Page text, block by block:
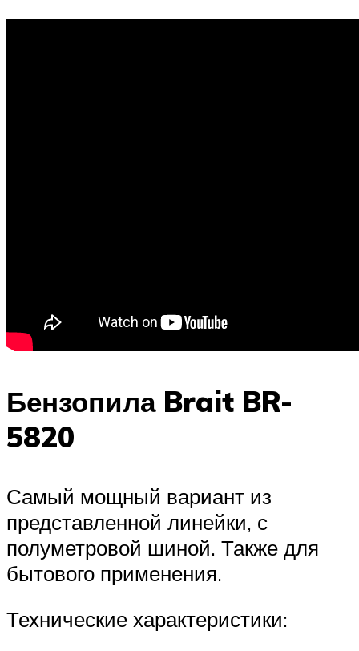
Бензопила Brait BR-
5820
Самый мощный вариант из
представленной линейки, с
полуметровой шиной. Также для
бытового применения.
Технические характеристики: